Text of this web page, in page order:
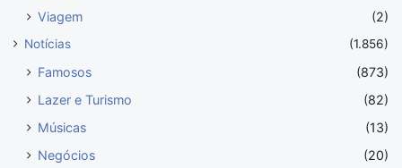
Viagem
(2)
Notícias (1.856)
Famosos
(873)
Lazer e Turismo
(82)
Músicas
(13)
Negócios
(20)